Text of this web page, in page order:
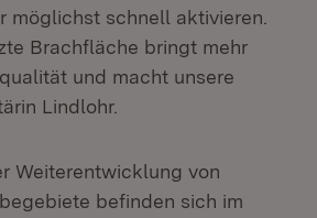
möglichst schnell aktivieren.
Brachfläche bringt mehr
und macht unsere
Lindlohr.
Weiterentwicklung von
befinden sich im